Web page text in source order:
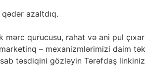
azaltdıq.
qurucusu, rahat və ani pul
– mexanizmlərimizi daim
təsdiqini gözləyin Tərəfdaş